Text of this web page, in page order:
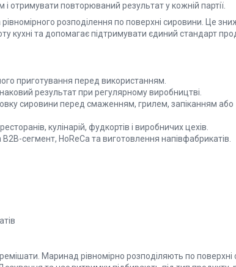
отримувати повторюваний результат у кожній партії.
розподілення по поверхні сировини. Це
кухні та допомагає підтримувати єдиний стандарт
приготування перед використанням.
результат при регулярному виробництві.
сировини перед смаженням, грилем, запіканням або
кулінарій, фудкортів і виробничих цехів.
сегмент, HoReCa та виготовлення напівфабрикатів.
Маринад рівномірно розподіляють по поверхні